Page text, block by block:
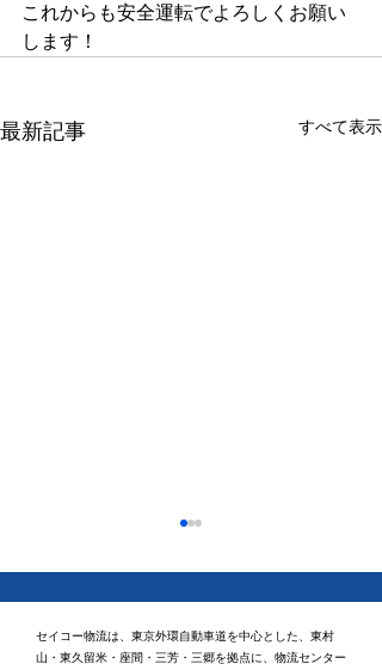
これからも安全運転でよろしくお願い
します！
最新記事 すべて表示
セイコー物流は、東京外環自動車道を中心とした、東村
山・東久留米・座間・三芳・三郷を拠点に、物流センター